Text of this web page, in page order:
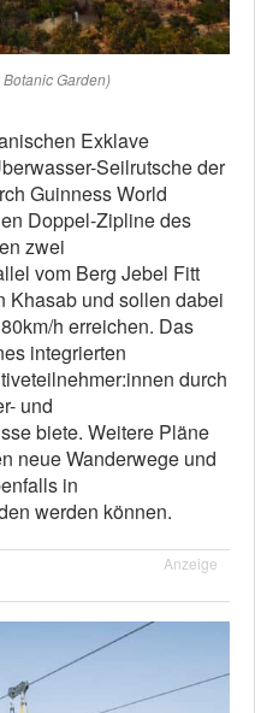
Garden)
Exklave
Seilrutsche der
Guinness World
Doppel-Zipline des
zwei
vom Berg Jebel Fitt
Khasab und sollen dabei
h erreichen. Das
integrierten
durch
und
biete. Weitere Pläne
neue Wanderwege und
in
werden können.
Anzeige